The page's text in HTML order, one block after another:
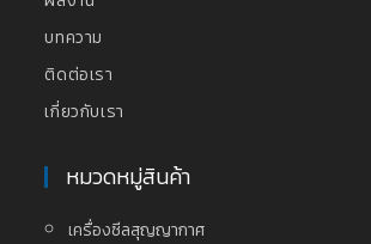
บทความ
ติดต่อเรา
เกี่ยวกับเรา
หมวดหมู่สินค้า
เครื่องซีลสุญญากาศ